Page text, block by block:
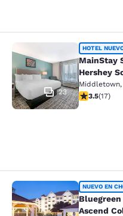
MainStay
23
HOTEL
MainStay
Hershey
Middletown,
calificación
3.5(17)
BluegreenNUEVO EN
Ascend